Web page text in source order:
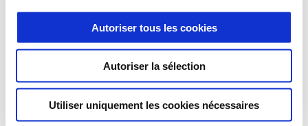
Autoriser tous les cookies
Autoriser la sélection
Utiliser uniquement les cookies nécessaires
4 ANS DE GARANTIE SUR LA GAMME PIAGGIO E5+.
PAS DE STRESS, DES ÉMOTIONS SANS FIN.